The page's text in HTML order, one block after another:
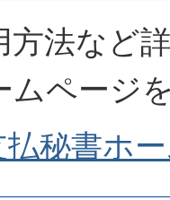
方法など
ムページ
払秘書ホ